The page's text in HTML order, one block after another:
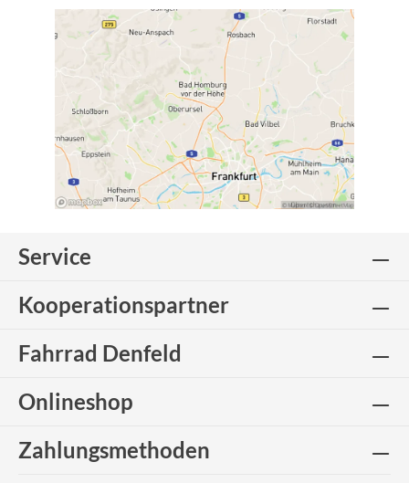
Service
Kooperationspartner
Fahrrad Denfeld
Onlineshop
Zahlungsmethoden